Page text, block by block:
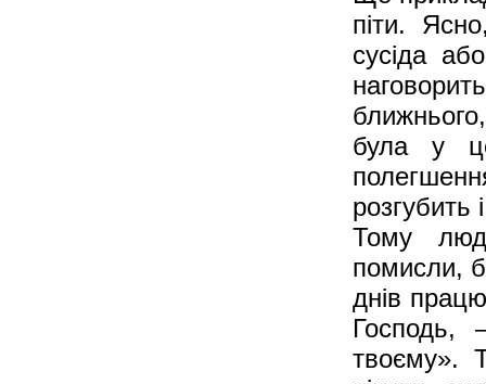
піти.
сусіда
була у
розгубить
Тому
помисли,
днів
Господь,
твоєму».